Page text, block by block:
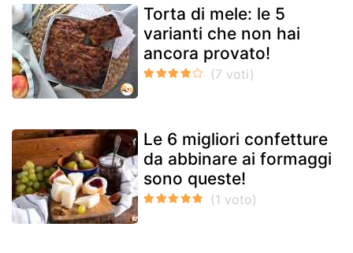
Torta di mele: le 5
varianti che non hai
ancora provato!
Le 6 migliori confetture
da abbinare ai formaggi
sono queste!